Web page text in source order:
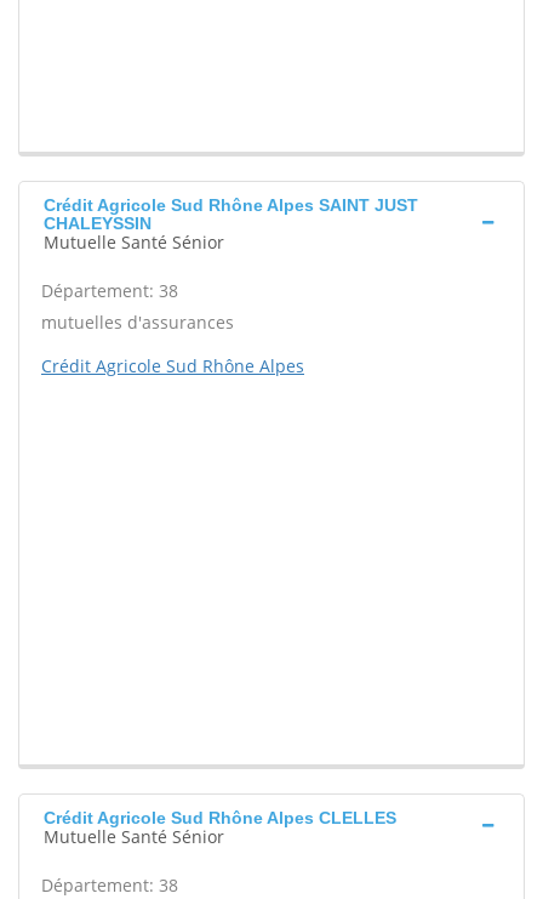
Crédit Agricole Sud Rhône Alpes SAINT JUST
CHALEYSSIN
Mutuelle Santé Sénior
Département: 38
mutuelles d'assurances
Crédit Agricole Sud Rhône Alpes
Crédit Agricole Sud Rhône Alpes CLELLES
Mutuelle Santé Sénior
Département: 38